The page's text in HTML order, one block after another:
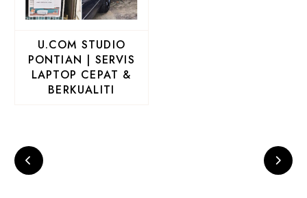
U.COM STUDIO
PONTIAN | SERVIS
LAPTOP CEPAT &
BERKUALITI